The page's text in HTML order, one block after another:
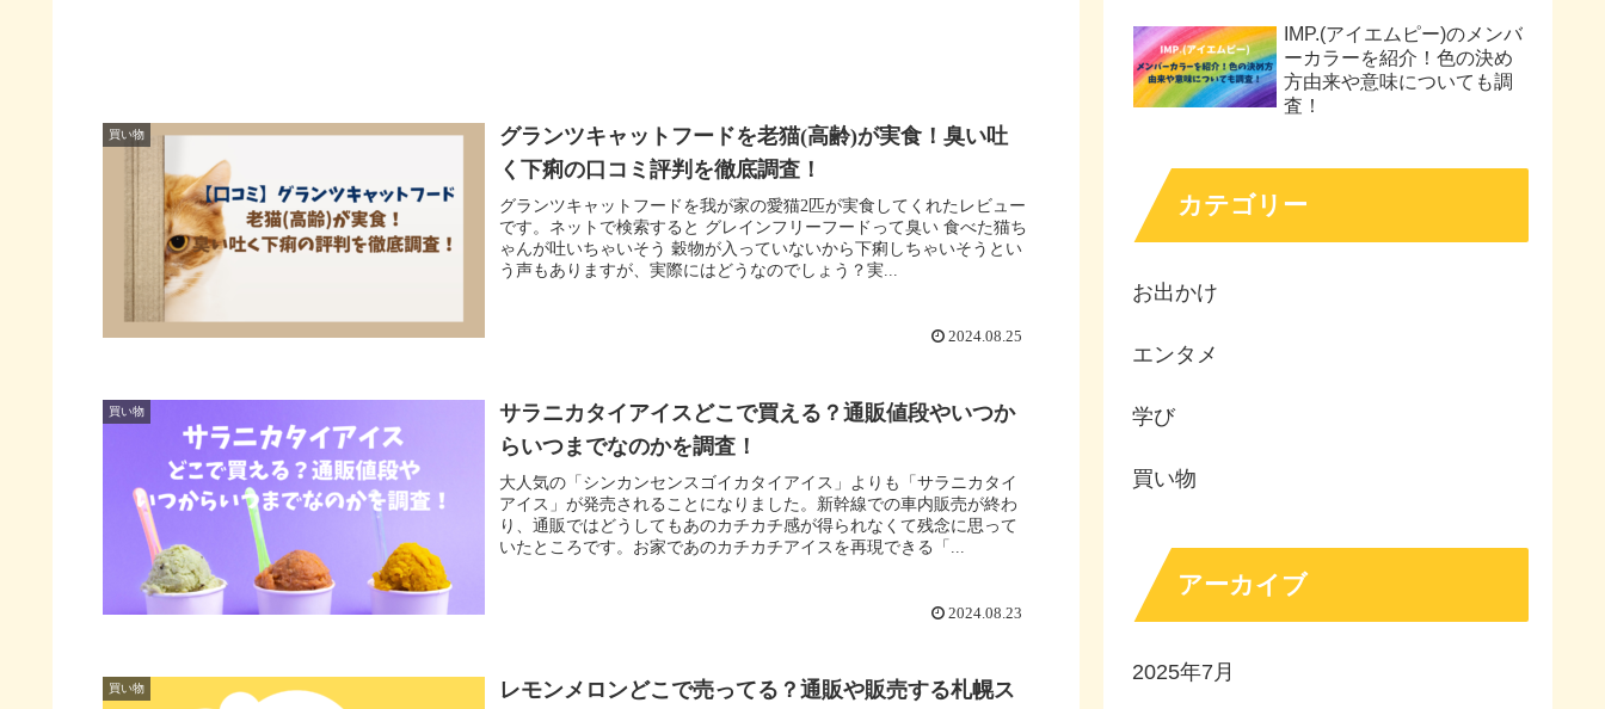
買い物
グランツキャットフードを老猫(高齢)が実食！臭い吐
く下痢の口コミ評判を徹底調査！
グランツキャットフードを我が家の愛猫2匹が実食してくれたレビュー
です。ネットで検索すると グレインフリーフードって臭い 食べた猫ち
ゃんが吐いちゃいそう 穀物が入っていないから下痢しちゃいそうとい
う声もありますが、実際にはどうなのでしょう？実...
2024.08.25
買い物
サラニカタイアイスどこで買える？通販値段やいつか
らいつまでなのかを調査！
大人気の「シンカンセンスゴイカタイアイス」よりも「サラニカタイ
アイス」が発売されることになりました。新幹線での車内販売が終わ
り、通販ではどうしてもあのカチカチ感が得られなくて残念に思って
いたところです。お家であのカチカチアイスを再現できる「...
2024.08.23
買い物
レモンメロンどこで売ってる？通販や販売する札幌ス
IMP.(アイエムピー)のメンバ
ーカラーを紹介！色の決め
方由来や意味についても調
査！
カテゴリー
お出かけ
エンタメ
学び
買い物
アーカイブ
2025年7月